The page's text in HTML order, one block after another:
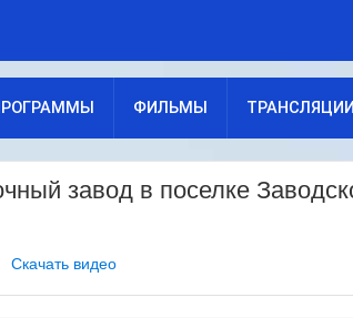
ФИЛЬМЫ ТРАНСЛЯЦИИ
завод в поселке
Скачать видео